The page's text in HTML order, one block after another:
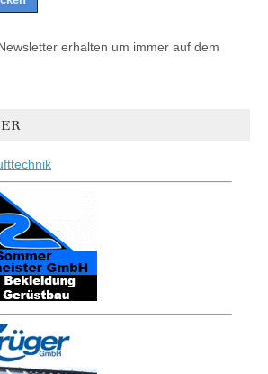
erhalten um immer auf dem